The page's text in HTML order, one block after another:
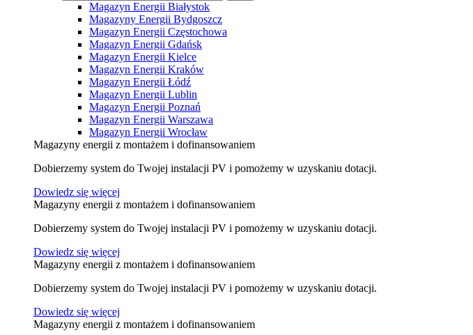
Magazyn Energii Białystok
Magazyny Energii Bydgoszcz
Magazyn Energii Częstochowa
Magazyn Energii Gdańsk
Magazyn Energii Kielce
Magazyn Energii Kraków
Magazyn Energii Łódź
Magazyn Energii Lublin
Magazyn Energii Poznań
Magazyn Energii Warszawa
Magazyn Energii Wrocław
Magazyny energii z montażem i dofinansowaniem
Dobierzemy system do Twojej instalacji PV i pomożemy w uzyskaniu dotacji.
Dowiedz się więcej
Magazyny energii z montażem i dofinansowaniem
Dobierzemy system do Twojej instalacji PV i pomożemy w uzyskaniu dotacji.
Dowiedz się więcej
Magazyny energii z montażem i dofinansowaniem
Dobierzemy system do Twojej instalacji PV i pomożemy w uzyskaniu dotacji.
Dowiedz się więcej
Magazyny energii z montażem i dofinansowaniem